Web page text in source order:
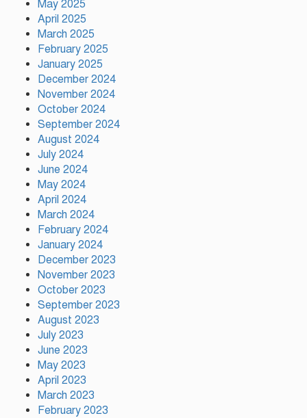
অস্ট্রেলিয়ার বিপক্ষে টেস্ট সিরিজ ৫৪
May 2025
April 2025
March 2025
February 2025
January 2025
December 2024
November 2024
October 2024
September 2024
August 2024
July 2024
June 2024
May 2024
April 2024
March 2024
February 2024
January 2024
December 2023
November 2023
October 2023
September 2023
August 2023
July 2023
June 2023
May 2023
April 2023
March 2023
February 2023